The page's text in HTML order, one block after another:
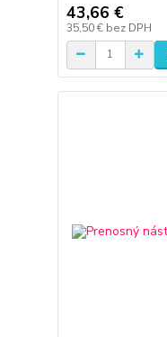
43,66 €
35,50 € bez DPH